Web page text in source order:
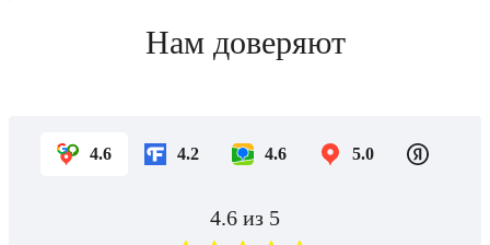
Нам доверяют
4.6 4.2 4.6 5.0
4.6 из 5